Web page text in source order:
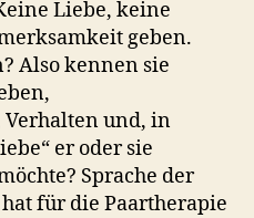
Kunden
noch
schneller
Liebe, keine
geben.
Also kennen sie
und, in
er oder sie
Sprache der
für die Paartherapie